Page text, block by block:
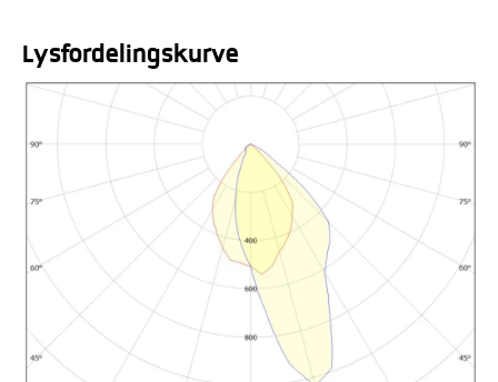
Lysfordelingskurve